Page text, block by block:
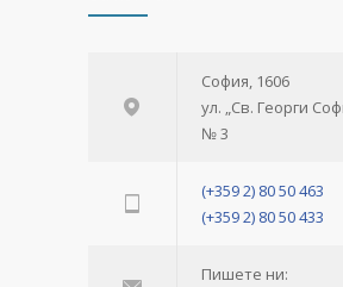
София, 1606
ул. „Св. Георги
№ 3
(+359 2) 80 50 463
(+359 2) 80 50 433
Пишете ни: